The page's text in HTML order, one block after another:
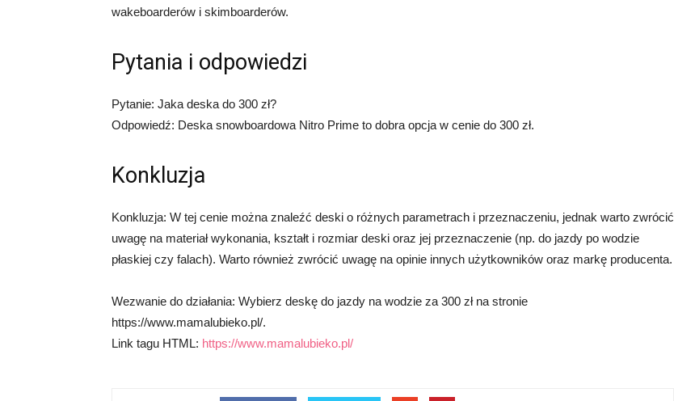
wakeboarderów i skimboarderów.
Pytania i odpowiedzi
Pytanie: Jaka deska do 300 zł?
Odpowiedź: Deska snowboardowa Nitro Prime to dobra opcja w cenie do 300 zł.
Konkluzja
Konkluzja: W tej cenie można znaleźć deski o różnych parametrach i przeznaczeniu, jednak warto zwrócić
uwagę na materiał wykonania, kształt i rozmiar deski oraz jej przeznaczenie (np. do jazdy po wodzie
płaskiej czy falach). Warto również zwrócić uwagę na opinie innych użytkowników oraz markę producenta.
Wezwanie do działania: Wybierz deskę do jazdy na wodzie za 300 zł na stronie
https://www.mamalubieko.pl/.
Link tagu HTML: https://www.mamalubieko.pl/